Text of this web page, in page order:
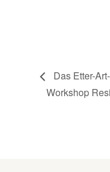
Das Etter-
Workshop